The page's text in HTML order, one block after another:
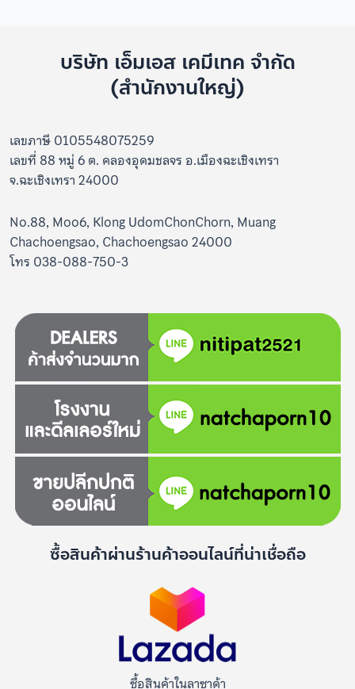
บริษัท เอ็มเอส เคมีเทค จำกัด
(สำนักงานใหญ่)
เลขภาษี 0105548075259
เลขที่ 88 หมู่ 6 ต. คลองอุดมชลจร อ.เมืองฉะเชิงเทรา
จ.ฉะเชิงเทรา 24000
No.88, Moo6, Klong UdomChonChorn, Muang
Chachoengsao, Chachoengsao 24000
โทร 038-088-750-3
ซื้อสินค้าผ่านร้านค้าออนไลน์ที่น่าเชื่อถือ
ซื้อสินค้าในลาซาด้า